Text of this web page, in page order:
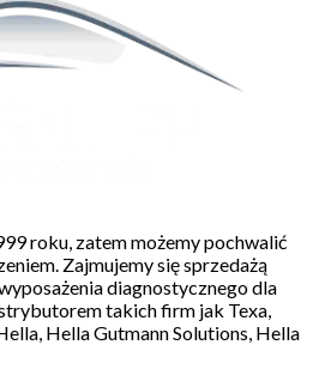
roku, zatem możemy pochwalić
Zajmujemy się sprzedażą
diagnostycznego dla
takich firm jak Texa,
Hella Gutmann Solutions, Hella